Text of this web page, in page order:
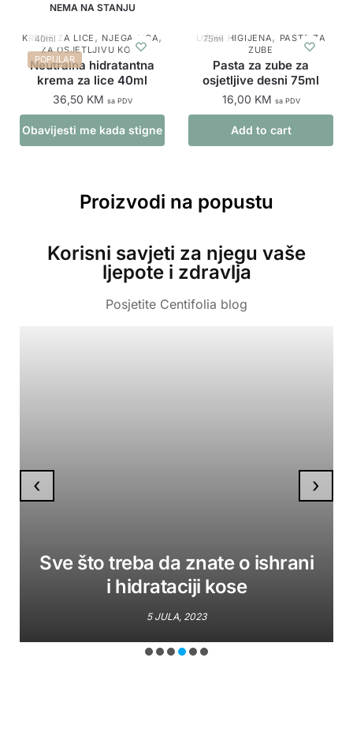
proizvod
40ml
POPULAR
NEMA NA STANJU
KREME ZA LICE , NJEGA LICA,
ZA OSJETLJIVU KOŽU
Neutralna hidratantna
krema za lice 40ml
36,50 KM sa PDV
Obavijesti me kada stigne
75ml
LIČNA HIGIJENA, PASTE ZA
ZUBE
Pasta za zube za
osjetljive desni 75ml
16,00 KM sa PDV
Add to cart
Proizvodi na popustu
Korisni savjeti za njegu vaše
ljepote i zdravlja
Posjetite Centifolia blog
Sve što treba da znate o ishrani
i hidrataciji kose
5 JULA, 2023
‹ ›